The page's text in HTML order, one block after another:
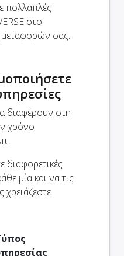
πολλαπλές
στο
μεταφορών σας.
διαφέρουν στη
χρόνο
διαφορετικές
μία και να τις